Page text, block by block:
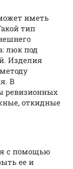
иметь
тип
люк под
Изделия
В
ревизионных
откидные
с помощью
ее и